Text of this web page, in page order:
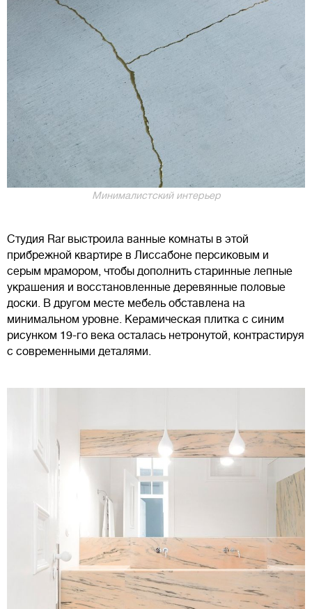
Минималистский интерьер
Студия Rar выстроила ванные комнаты в этой
прибрежной квартире в Лиссабоне персиковым и
серым мрамором, чтобы дополнить старинные лепные
украшения и восстановленные деревянные половые
доски. В другом месте мебель обставлена на
минимальном уровне. Керамическая плитка с синим
рисунком 19-го века осталась нетронутой, контрастируя
с современными деталями.